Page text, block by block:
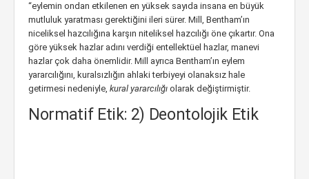
“eylemin ondan etkilenen en yüksek sayıda insana en büyük
mutluluk yaratması gerektiğini ileri sürer. Mill, Bentham’ın
niceliksel hazcılığına karşın niteliksel hazcılığı öne çıkartır. Ona
göre yüksek hazlar adını verdiği entellektüel hazlar, manevi
hazlar çok daha önemlidir. Mill ayrıca Bentham’ın eylem
yararcılığını, kuralsızlığın ahlaki terbiyeyi olanaksız hale
getirmesi nedeniyle, kural yararcılığı olarak değiştirmiştir.
Normatif Etik: 2) Deontolojik Etik